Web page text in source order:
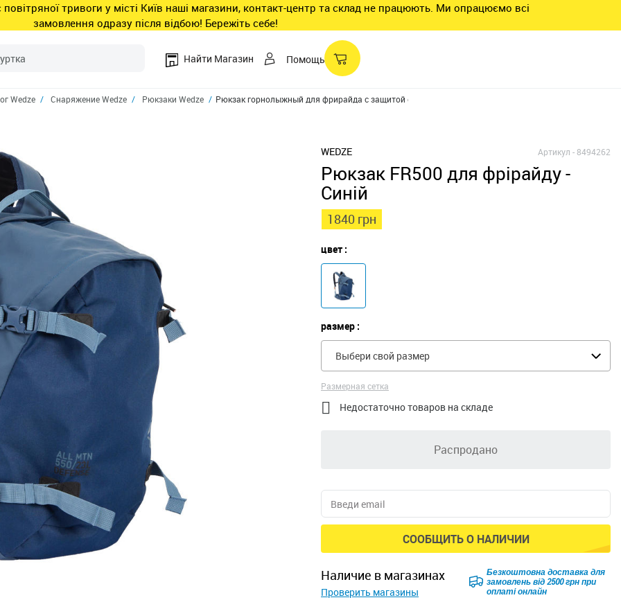
повітряної тривоги у місті Київ наші магазини, контакт-центр та склад не працюють. Ми опрацюємо всі
замовлення одразу після відбою! Бережіть себе!
Найти Магазин Помощь
Wedze Снаряжение Wedze Рюкзаки Wedze Рюкзак горнолыжный для фрирайда с защитой спины FR500
WEDZE Артикул -8494262
Рюкзак FR500 для фрірайду -
Синій
1840 грн
цвет :
размер :
Выбери свой размер
Размерная сетка
 Недостаточно товаров на складе
Распродано
СООБЩИТЬ О НАЛИЧИИ
наличие в магазинах
Проверить магазины
Безкоштовна доставка для
замовлень від 2500 грн при
оплаті онлайн